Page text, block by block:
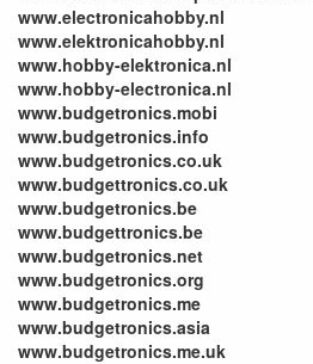
www.electronicahobby.nl
www.elektronicahobby.nl
www.hobby-elektronica.nl
www.hobby-electronica.nl
www.budgetronics.mobi
www.budgetronics.info
www.budgetronics.co.uk
www.budgettronics.co.uk
www.budgetronics.be
www.budgettronics.be
www.budgetronics.net
www.budgetronics.org
www.budgetronics.me
www.budgetronics.asia
www.budgetronics.me.uk